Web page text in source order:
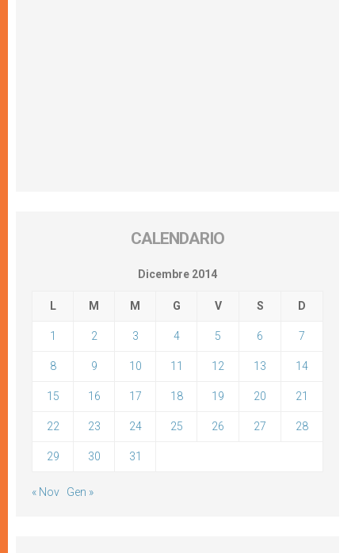
CALENDARIO
Dicembre 2014
L M M G V S D
1 2 3 4 5 6 7
8 9 10 11 12 13 14
15 16 17 18 19 20 21
22 23 24 25 26 27 28
29 30 31
« Nov Gen »